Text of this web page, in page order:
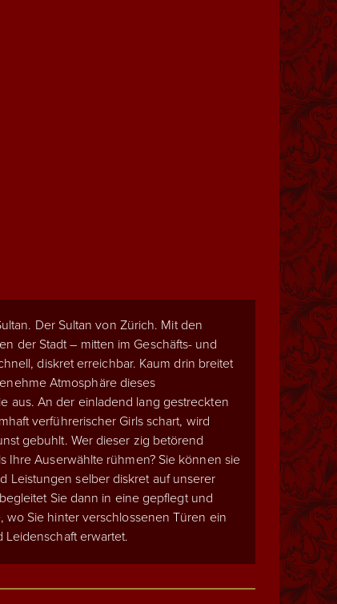
Der Sultan von Zürich. Mit den
der Stadt – mitten im Geschäfts- und
diskret erreichbar. Kaum drin breitet
Atmosphäre dieses
aus. An der einladend lang gestreckten
verführerischer Girls schart, wird
gebuhlt. Wer dieser zig betörend
Ihre Auserwählte rühmen? Sie können sie
Leistungen selber diskret auf unserer
Sie dann in eine gepflegt und
wo Sie hinter verschlossenen Türen ein
erwartet.